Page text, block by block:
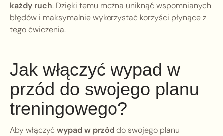
każdy ruch. Dzięki temu można uniknąć wspomnianych
błędów i maksymalnie wykorzystać korzyści płynące z
tego ćwiczenia.
Jak włączyć wypad w
przód do swojego planu
treningowego?
Aby włączyć wypad w przóddo swojego planu